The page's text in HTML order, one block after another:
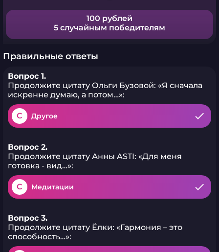
100 рублей
5 случайным победителям
Правильные ответы
Вопрос 1.
Продолжите цитату Ольги Бузовой: «Я сначала
искренне думаю, а потом…»:
C Другое
Вопрос 2.
Продолжите цитату Анны ASTI: «Для меня
готовка - вид…»:
C Медитации
Вопрос 3.
Продолжите цитату Ёлки: «Гармония – это
способность…»: